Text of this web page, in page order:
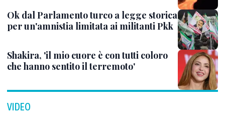
Ok dal Parlamento turco a legge storica
per un'amnistia limitata ai militanti Pkk
Shakira, 'il mio cuore è con tutti coloro
che hanno sentito il terremoto'
VIDEO